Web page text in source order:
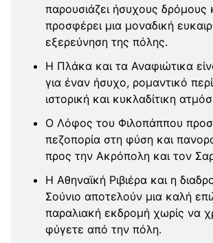
παρουσιάζει ήσυχους δρόμους
προσφέρει μια μοναδική
εξερεύνηση της πόλης.
Η Πλάκα και τα Αναφιώτικα
για έναν ήσυχο, ρομαντικό
ιστορική και κυκλαδίτικη
Ο Λόφος του Φιλοπάππου
πεζοπορία στη φύση και
προς την Ακρόπολη και τον
Η Αθηναϊκή Ριβιέρα και η
Σούνιο αποτελούν μια καλή
παραλιακή εκδρομή χωρίς να
φύγετε από την πόλη.